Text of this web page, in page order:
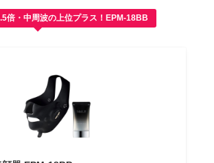
倍・中周波の上位プラス！EPM-18BB